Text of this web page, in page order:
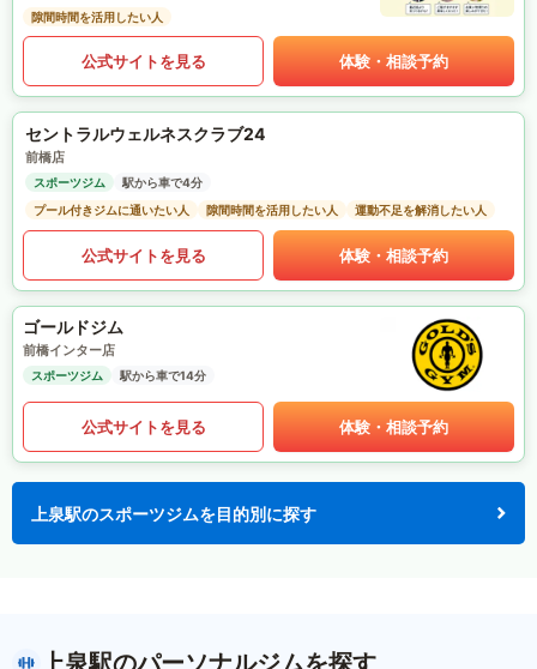
隙間時間を活用したい人
公式サイトを見る 体験・相談予約
セントラルウェルネスクラブ24
前橋店
スポーツジム
駅から車で4分
プール付きジムに通いたい人
隙間時間を活用したい人 運動不足を解消したい人
公式サイトを見る 体験・相談予約
ゴールドジム
前橋インター店
スポーツジム 駅から車で14分
公式サイトを見る 体験・相談予約
上泉駅のスポーツジムを目的別に探す